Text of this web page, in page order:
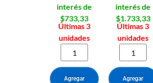
interés de
$733,33
Últimas 3
unidades
Agregar
interés de
$1.733,33
Últimas 3
unidades
Agregar